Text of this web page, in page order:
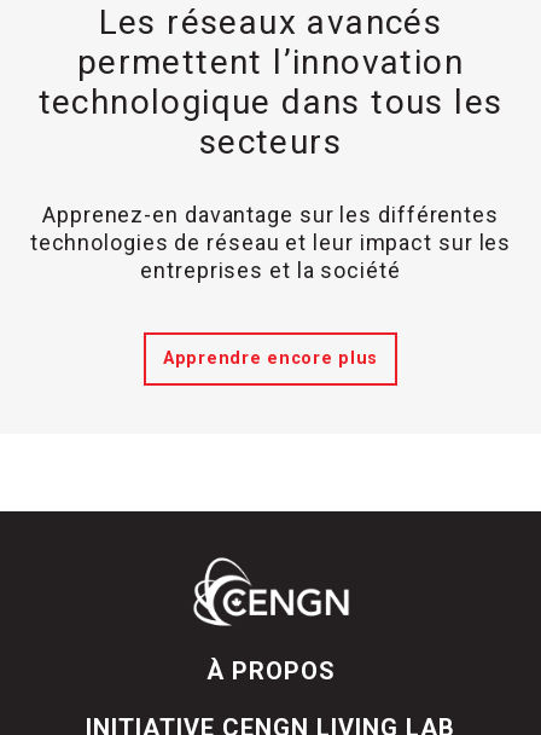
Les réseaux avancés
permettent l’innovation
technologique dans tous les
secteurs
Apprenez-en davantage sur les différentes
technologies de réseau et leur impact sur les
entreprises et la société
Apprendre encore plus
À PROPOS
INITIATIVE CENGN LIVING LAB